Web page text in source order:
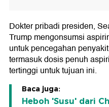
Dokter pribadi presiden,
Trump mengonsumsi
untuk pencegahan
termasuk dosis penuh
tertinggi untuk tujuan ini.
Baca juga:
Heboh 'Susu' dari